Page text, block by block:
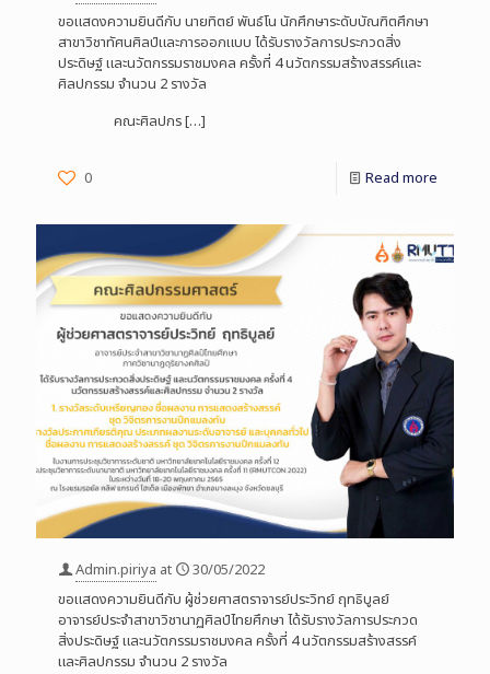
ขอแสดงความยินดีกับ นายทิตย์ พันธ์โน นักศึกษาระดับบัณฑิตศึกษา
สาขาวิชาทัศนศิลป์และการออกแบบ ได้รับรางวัลการประกวดสิ่ง
ประดิษฐ์ และนวัตกรรมราชมงคล ครั้งที่ 4 นวัตกรรมสร้างสรรค์และ
ศิลปกรรม จำนวน 2 รางวัล
คณะศิลปกร[…]
0 Read more
Admin.piriya at
30/05/2022
ขอแสดงความยินดีกับ ผู้ช่วยศาสตราจารย์ประวิทย์ ฤทธิบูลย์
อาจารย์ประจำสาขาวิชานาฏศิลป์ไทยศึกษา ได้รับรางวัลการประกวด
สิ่งประดิษฐ์ และนวัตกรรมราชมงคล ครั้งที่ 4 นวัตกรรมสร้างสรรค์
และศิลปกรรม จำนวน 2 รางวัล